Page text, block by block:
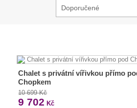
Doporučené
Chalet s privátní vířivkou přímo
Chopkem
10 699 Kč
9 702 Kč